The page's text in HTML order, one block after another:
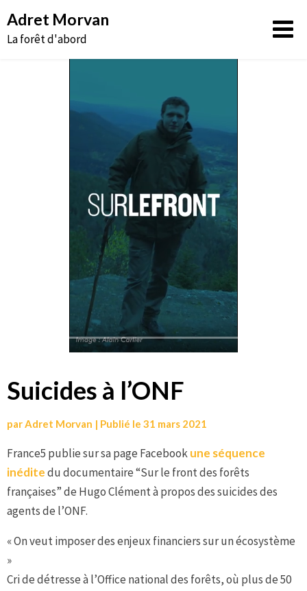
au
contenu
Adret Morvan
La forêt d'abord
Suicides à l’ONF
parAdret Morvan | Publié le 31 mars 2021
France5 publie sur sa page Facebookune séquence
inéditedu documentaire “Sur le front des forêts
françaises” de Hugo Clément à propos des suicides des
agents de l’ONF.
« On veut imposer des enjeux financiers sur un écosystème
»
Cri de détresse à l’Office national des forêts, où plus de 50